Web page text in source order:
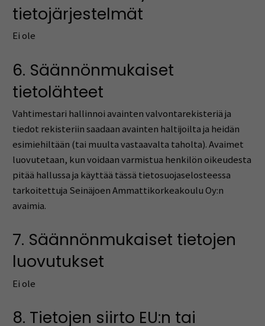
tietojärjestelmät
Ei ole
6. Säännönmukaiset
tietolähteet
Vahtimestari hallinnoi avainten valvontarekisteriä ja
tiedot rekisteriin saadaan avainten haltijoilta ja heidän
esimiehiltään (tai muulta vastaavalta taholta). Avaimet
luovutetaan, kun voidaan varmistua henkilön oikeudesta
pitää hallussa ja käyttää tässä tietosuojaselosteessa
tarkoitettuja Seinäjoen Ammattikorkeakoulu Oy:n
avaimia.
7. Säännönmukaiset tietojen
luovutukset
Ei ole
8. Tietojen siirto EU:n tai